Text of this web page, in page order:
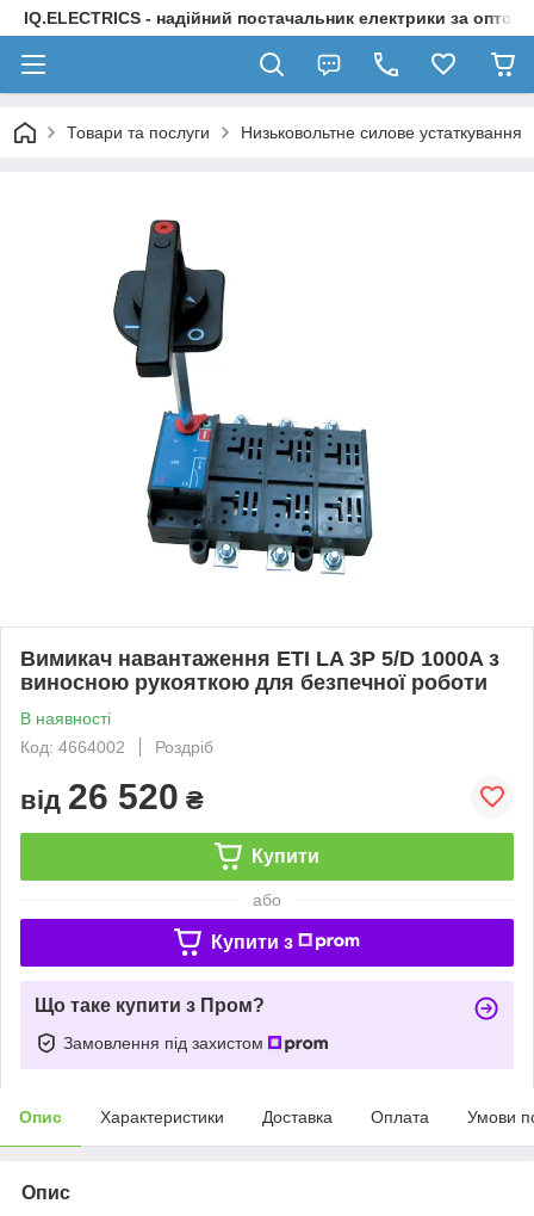
IQ.ELECTRICS - надійний постачальник електрики за
Товари та послуги Низьковольтне силове устаткування
Вимикач навантаження ETI LA 3P 5/D 1000A з
виносною рукояткою для безпечної роботи
В наявності
Код: 4664002
Роздріб
від 26 520 ₴
Купити
або
Купити з
Що таке купити з Пром?
Замовлення під захистом
Опис Характеристики Доставка Оплата Умови
Опис